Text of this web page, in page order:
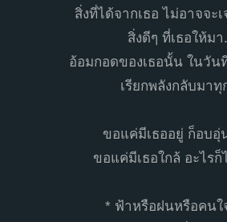
สิ่งที่ได้จากเธอ ไม่อาจจะ
สิ่งดีๆ ที่เธอให้มา
อ้อมกอดของเธอนั้น ในวัน
เรียกพลังกลับมาทุ
ขอแค่มีเธออยู่ ก็อบอุ่
ขอแค่มีเธอใกล้ อะไรก็
* ฟ้าหรือฝนหรือคนใ